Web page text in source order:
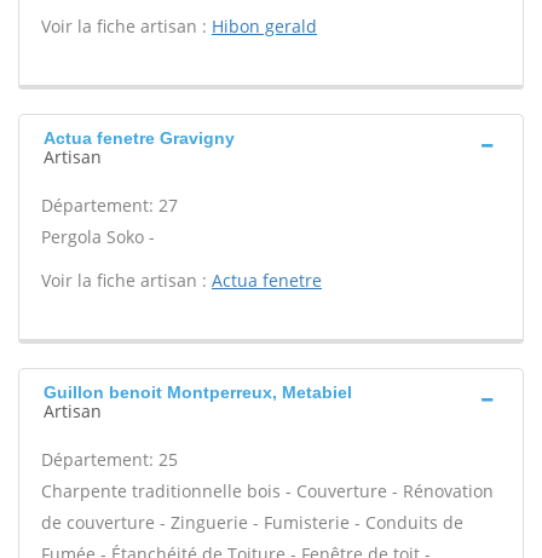
Voir la fiche artisan : Hibon gerald
Actua fenetre Gravigny
Artisan
Département: 27
Pergola Soko -
Voir la fiche artisan : Actua fenetre
Guillon benoit Montperreux, Metabiel
Artisan
Département: 25
Charpente traditionnelle bois - Couverture - Rénovation
de couverture - Zinguerie - Fumisterie - Conduits de